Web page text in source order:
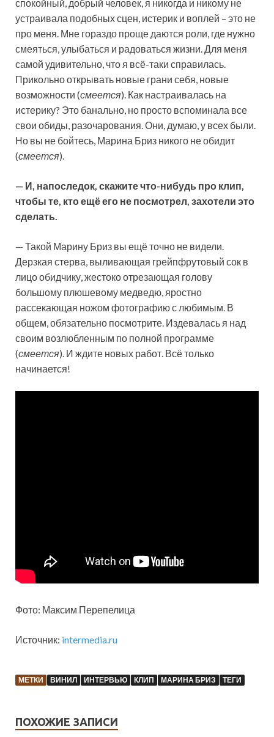
спокойный, добрый человек, я никогда и никому не
устраивала подобных сцен, истерик и воплей – это не
про меня. Мне гораздо проще даются роли, где нужно
смеяться, улыбаться и радоваться жизни. Для меня
самой удивительно, что я всё-таки справилась.
Прикольно открывать новые грани себя, новые
возможности (смеется). Как настраивалась на
истерику? Это банально, но просто вспоминала все
свои обиды, разочарования. Они, думаю, у всех были.
Но вы не бойтесь, Марина Бриз никого не обидит
(смеется).
— И, напоследок, скажите что-нибудь про клип,
чтобы те, кто ещё его не посмотрел, захотели это
сделать.
— Такой Марину Бриз вы ещё точно не видели.
Дерзкая стерва, выливающая грейпфрутовый сок в
лицо обидчику, жестоко отрезающая голову
большому плюшевому медведю, яростно
рассекающая ножом фотографию с любимым. В
общем, обязательно посмотрите. Издевалась я над
своим возлюбленным по полной программе
(смеется). И ждите новых работ. Всё только
начинается!
Фото: Максим Перепелица
Источник: intermedia.ru
МЕТКИ ВИНИЛ ИНТЕРВЬЮ КЛИП МАРИНА БРИЗ ТЕГИ
ПОХОЖИЕ ЗАПИСИ